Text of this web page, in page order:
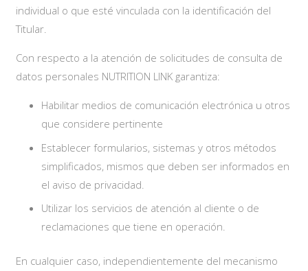
individual o que esté vinculada con la identificación del
Titular.
Con respecto a la atención de solicitudes de consulta de
datos personales NUTRITION LINK garantiza:
Habilitar medios de comunicación electrónica u otros
que considere pertinente
Establecer formularios, sistemas y otros métodos
simplificados, mismos que deben ser informados en
el aviso de privacidad.
Utilizar los servicios de atención al cliente o de
reclamaciones que tiene en operación.
En cualquier caso, independientemente del mecanismo